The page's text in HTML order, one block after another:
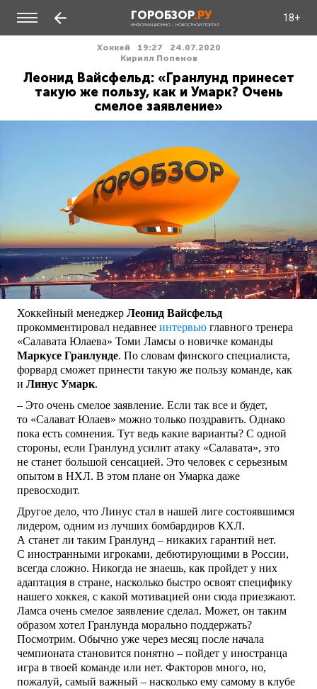
ГОРОБЗОР.РУ
ИНФОРМАЦИОННО - НОВОСТНОЙ ПОРТАЛ
18+
Хоккей 19:27
24.07.2020
Кирилл Попенов
Леонид Вайсфельд: «Гранлунд принесет
такую же пользу, как и Умарк? Очень
смелое заявление»
Хоккейный менеджер Леонид Вайсфельд
прокомментировал недавнее интервью главного тренера
«Салавата Юлаева» Томи Ламсы о новичке команды
Маркусе Гранлунде. По словам финского специалиста,
форвард сможет принести такую же пользу команде, как
и Линус Умарк.
– Это очень смелое заявление. Если так все и будет,
то «Салават Юлаев» можно только поздравить. Однако
пока есть сомнения. Тут ведь какие варианты? С одной
стороны, если Гранлунд усилит атаку «Салавата», это
не станет большой сенсацией. Это человек с серьезным
опытом в НХЛ. В этом плане он Умарка даже
превосходит.
Другое дело, что Линус стал в нашей лиге состоявшимся
лидером, одним из лучших бомбардиров КХЛ.
А станет ли таким Гранлунд – никаких гарантий нет.
С иностранными игроками, дебютирующими в России,
всегда сложно. Никогда не знаешь, как пройдет у них
адаптация в стране, насколько быстро освоят специфику
нашего хоккея, с какой мотивацией они сюда приезжают.
Ламса очень смелое заявление сделал. Может, он таким
образом хотел Гранлунда морально поддержать?
Посмотрим. Обычно уже через месяц после начала
чемпионата становится понятно – пойдет у иностранца
игра в твоей команде или нет. Факторов много, но,
пожалуй, самый важный – насколько ему самому в клубе